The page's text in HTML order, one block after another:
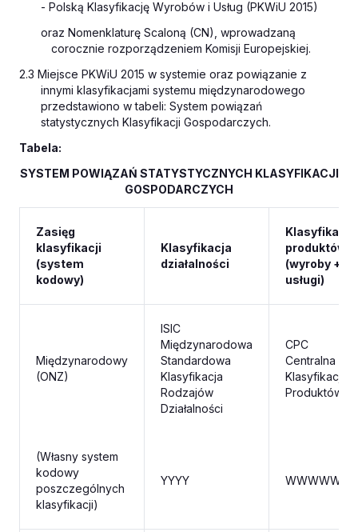
- Polską Klasyfikację Wyrobów i Usług (PKWiU 2015)
oraz Nomenklaturę Scaloną (CN), wprowadzaną
corocznie rozporządzeniem Komisji Europejskiej.
2.3 Miejsce PKWiU 2015 w systemie oraz powiązanie z
innymi klasyfikacjami systemu międzynarodowego
przedstawiono w tabeli: System powiązań
statystycznych Klasyfikacji Gospodarczych.
Tabela:
SYSTEM POWIĄZAŃ STATYSTYCZNYCH KLASYFIKACJI
GOSPODARCZYCH
Zasięg
klasyfikacji
(system
kodowy)
Klasyfikacja
działalności
Klasyfikacja
produktów
(wyroby +
usługi)
Międzynarodowy
(ONZ)
ISIC
Międzynarodowa
Standardowa
Klasyfikacja
Rodzajów
Działalności
CPC
Centralna
Klasyfikacja
Produktów
(Własny system
kodowy
poszczególnych
klasyfikacji)
YYYY WWWWW